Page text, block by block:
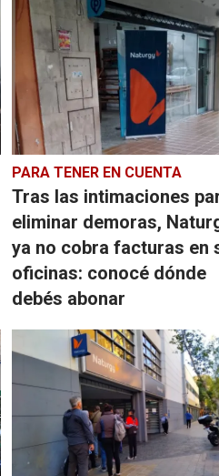
PARA TENER EN CUENTA
Tras las intimaciones
eliminar demoras,
ya no cobra facturas en
oficinas: conocé dónde
debés abonar